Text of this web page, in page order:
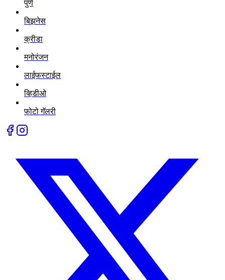
पुणे
बिझनेस
क्रीडा
मनोरंजन
लाईफस्टाईल
व्हिडीओ
फोटो गॅलरी